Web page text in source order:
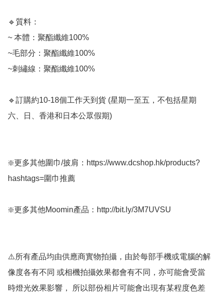
🔹質料：
~ 本體：聚酯纖維100%
~毛部分：聚酯纖維100%
~刺繡線：聚酯纖維100%
🔹訂購約10-18個工作天到貨 (星期一至五，不包括星期
六、日、香港和日本公眾假期) ﻿
❇️更多其他圍巾/披肩：https://www.dcshop.hk/products?
hashtags=圍巾推薦
❇️更多其他Moomin產品：http://bit.ly/3M7UVSU
⚠️所有產品均由供應商實物拍攝，由於每部手機或電腦的解
像度各有不同 或相機拍攝效果都會有不同，亦可能會受當
時燈光效果影響， 所以部份相片可能會出現有某程度色差